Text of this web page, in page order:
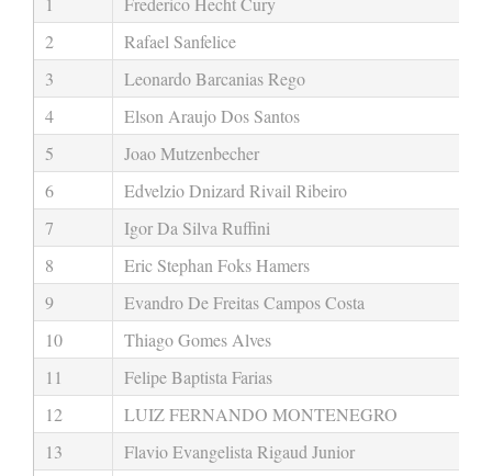
2
Rafael Sanfelice
3
Leonardo Barcanias Rego
4
Elson Araujo Dos Santos
5
Joao Mutzenbecher
6
Edvelzio Dnizard Rivail Ribeiro
7
Igor Da Silva Ruffini
8
Eric Stephan Foks Hamers
9
Evandro De Freitas Campos Costa
10
Thiago Gomes Alves
11
Felipe Baptista Farias
12
LUIZ FERNANDO MONTENEGRO
13
Flavio Evangelista Rigaud Junior